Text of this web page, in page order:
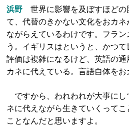
浜野 世界に影響を及ぼすほどの
て、代替のきかない文化をおカ
ながらえているわけです。フラン
う。イギリスはというと、かつ
評価は複雑になるけど、英語の
カネに代えている。言語自体を
ですから、われわれが大事にし
ネに代えながら生きていくって
ことなんだと思いますよ。